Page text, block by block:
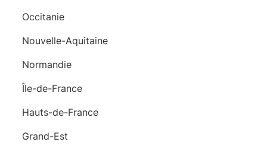
Occitanie
Nouvelle-Aquitaine
Normandie
Île-de-France
Hauts-de-France
Grand-Est